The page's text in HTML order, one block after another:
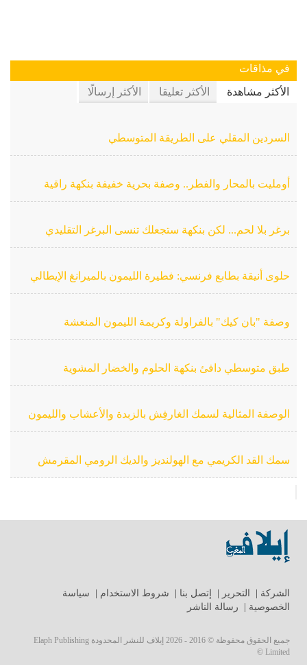
في مذاقات
الأكثر مشاهدة الأكثر تعليقا الأكثر إرسالًا
السردين المقلي على الطريقة المتوسطي
أومليت بالمحار والفطر.. وصفة بحرية خفيفة بنكهة راقية
برغر بلا لحم... لكن بنكهة ستجعلك تنسى البرغر التقليدي
حلوى أنيقة بطابع فرنسي: فطيرة الليمون بالميرانغ الإيطالي
وصفة "بان كيك" بالفراولة وكريمة الليمون المنعشة
طبق متوسطي دافئ بنكهة الحلوم والخضار المشوية
الوصفة المثالية لسمك الغارفِش بالزبدة والأعشاب والليمون
سمك القد الكريمي مع الهولنديز والديك الرومي المقرمش
الشركة التحرير إتصل بنا شروط الاستخدام
سياسة
الخصوصية
رسالة الناشر
جميع الحقوق محفوظة © 2016 - 2026 إيلاف للنشر المحدودة Elaph Publishing
Limited ©